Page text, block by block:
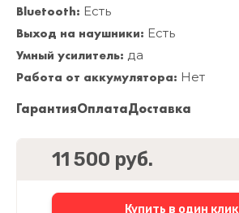
Bluetooth: Есть
Выход на наушники: Есть
Умный усилитель: да
Работа от аккумулятора: Нет
ГарантияОплатаДоставка
11 500 руб.
Купить в один клик